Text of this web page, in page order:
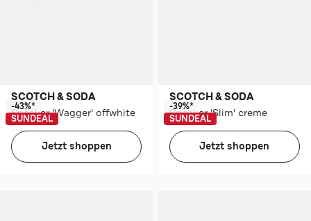
SCOTCH & SODA
Sneaker 'Wagger' offwhite
-43%*
SUNDEAL
Jetzt shoppen
SCOTCH & SODA
Sneaker 'Slim' creme
-39%*
SUNDEAL
Jetzt shoppen